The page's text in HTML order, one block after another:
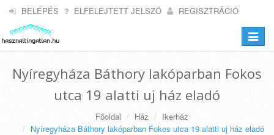
BELÉPÉS ELFELEJTETT JELSZÓ REGISZTRÁCIÓ
Toggle
Nyíregyháza Báthory lakóparban Fokos
utca 19 alatti uj ház eladó
Főoldal Ház
Ikerház
Nyíregyháza Báthory lakóparban Fokos utca 19 alatti uj ház eladó